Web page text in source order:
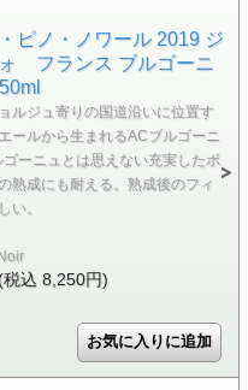
ピノ・ノワール 2019 ジ
フランス ブルゴーニ
ルジュ寄りの国道沿いに位置す
ールから生まれるACブルゴーニ
ゴーニュとは思えない充実したボ
熟成にも耐える。熟成後のフィ
い。
込 8,250円)